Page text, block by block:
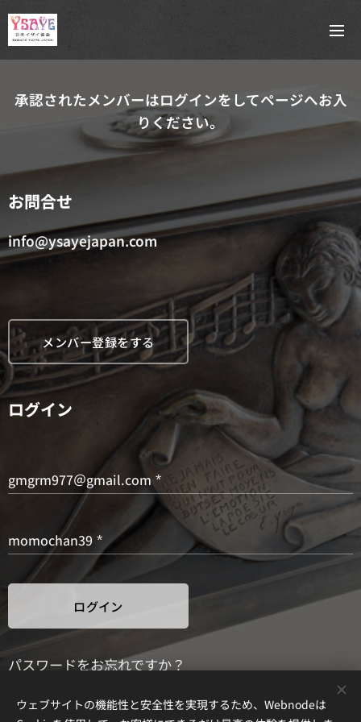
承認されたメンバーはログインをしてページへお入
りください。
お問合せ
info@ysayejapan.com
メンバー登録をする
ログイン
gmgrm977＠gmail.com
momochan39
ログイン
パスワードをお忘れですか？
ウェブサイトの機能性と安全性を実現するため、Webnodeは